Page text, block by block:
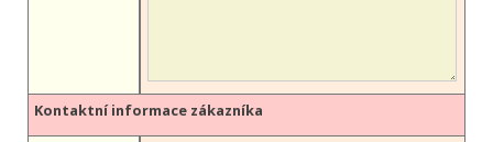
Kontaktní informace zákazníka